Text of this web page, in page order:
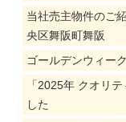
当社売主物件のご
央区舞阪町舞阪
ゴールデンウィー
「2025年 クオリ
した